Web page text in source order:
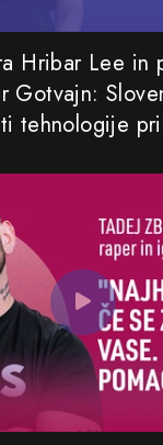
Hribar Lee in
Gotvajn:
tehnologije